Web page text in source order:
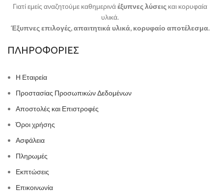
Γιατί εμείς αναζητούμε καθημερινάέξυπνες λύσεις και κορυφαία
υλικά.
Έξυπνες επιλογές, απαιτητικά υλικά, κορυφαίο αποτέλεσμα.
ΠΛΗΡΟΦΟΡΙΕΣ
Η Εταιρεία
Προστασίας Προσωπικών Δεδομένων
Αποστολές και Επιστροφές
Όροι χρήσης
Ασφάλεια
Πληρωμές
Εκπτώσεις
Επικοινωνία